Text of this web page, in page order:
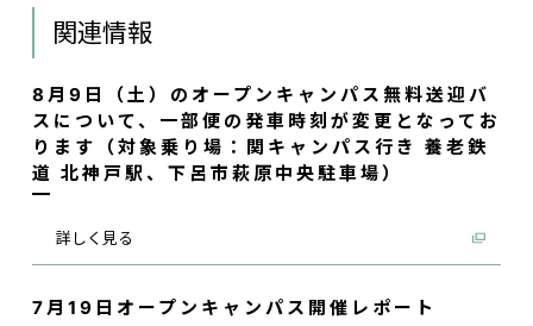
関連情報
8月9日（土）のオープンキャンパス無料送迎バ
スについて、一部便の発車時刻が変更となってお
ります（対象乗り場：関キャンパス行き 養老鉄
道 北神戸駅、下呂市萩原中央駐車場）
詳しく見る
7月19日オープンキャンパス開催レポート